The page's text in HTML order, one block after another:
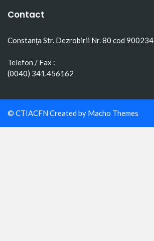
Contact
Constanţa Str. Dezrobirii Nr. 80 cod 900234
Telefon / Fax :
(0040) 341.456162
© CTIACFN Created by Macho Themes